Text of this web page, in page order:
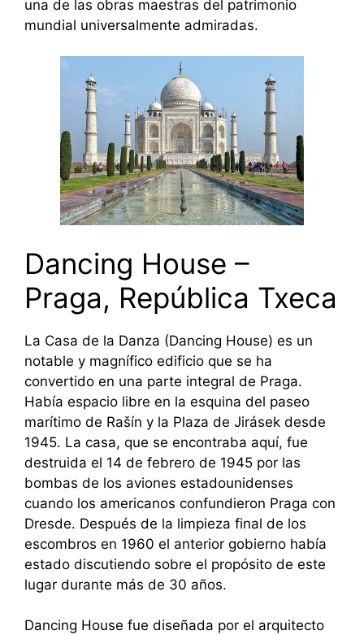
una de las obras maestras del patrimonio
mundial universalmente admiradas.
Dancing House –
Praga, República Txeca
La Casa de la Danza (Dancing House) es un
notable y magnífico edificio que se ha
convertido en una parte integral de Praga.
Había espacio libre en la esquina del paseo
marítimo de Rašín y la Plaza de Jirásek desde
1945. La casa, que se encontraba aquí, fue
destruida el 14 de febrero de 1945 por las
bombas de los aviones estadounidenses
cuando los americanos confundieron Praga con
Dresde. Después de la limpieza final de los
escombros en 1960 el anterior gobierno había
estado discutiendo sobre el propósito de este
lugar durante más de 30 años.
Dancing House fue diseñada por el arquitecto